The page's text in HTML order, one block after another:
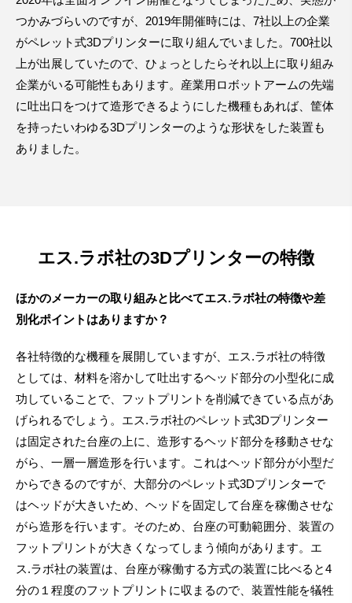
つかみづらいのですが、2019年開催時には、7社以上の企業
がペレット式3Dプリンターに取り組んでいました。700社以
上が出展していたので、ひょっとしたらそれ以上に取り組み
企業がいる可能性もあります。産業用ロボットアームの先端
に吐出口をつけて造形できるようにした機種もあれば、筐体
を持ったいわゆる3Dプリンターのような形状をした装置も
ありました。
エス.ラボ社の3Dプリンターの特徴
ほかのメーカーの取り組みと比べてエス.ラボ社の特徴や差
別化ポイントはありますか？
各社特徴的な機種を展開していますが、エス.ラボ社の特徴
としては、材料を溶かして吐出するヘッド部分の小型化に成
功していることで、フットプリントを削減できている点があ
げられるでしょう。エス.ラボ社のペレット式3Dプリンター
は固定された台座の上に、造形するヘッド部分を移動させな
がら、一層一層造形を行います。これはヘッド部分が小型だ
からできるのですが、大部分のペレット式3Dプリンターで
はヘッドが大きいため、ヘッドを固定して台座を稼働させな
がら造形を行います。そのため、台座の可動範囲分、装置の
フットプリントが大きくなってしまう傾向があります。エ
ス.ラボ社の装置は、台座が稼働する方式の装置に比べると4
分の１程度のフットプリントに収まるので、装置性能を犠牲